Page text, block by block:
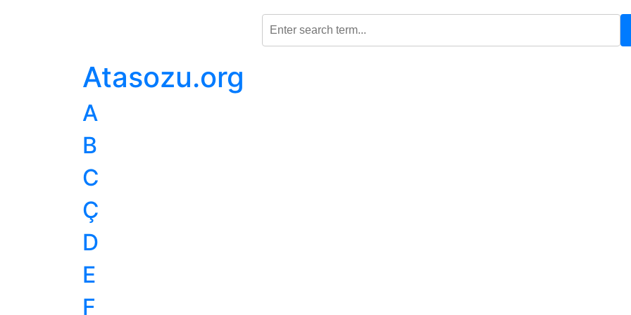
Atasozu.org
A
B
C
Ç
D
E
F